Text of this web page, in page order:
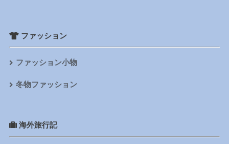
ファッション
ファッション小物
冬物ファッション
海外旅行記